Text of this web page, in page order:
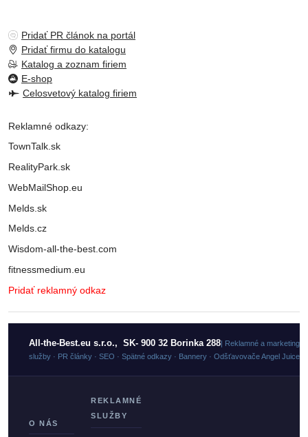
Pridať PR článok na portál
Pridať firmu do katalogu
Katalog a zoznam firiem
E-shop
Celosvetový katalog firiem
Reklamné odkazy:
TownTalk.sk
RealityPark.sk
WebMailShop.eu
Melds.sk
Melds.cz
Wisdom-all-the-best.com
fitnessmedium.eu
Pridať reklamný odkaz
All-the-Best.eu s.r.o., SK- 900 32 Borinka 288| Reklamné a
služby · PR články · SEO · Spätné odkazy · Bannery · Odšťavovače Angel Juicer
O NÁS
REKLAMNÉ
SLUŽBY